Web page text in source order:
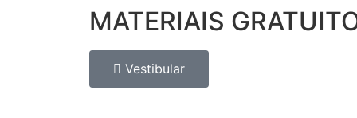
MATERIAIS
Vestibular